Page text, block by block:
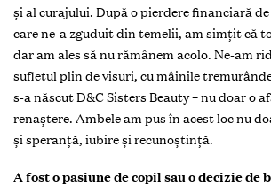
și al curajului. După o pierdere financiară
care ne-a zguduit din temelii, am simțit că
dar am ales să nu rămânem acolo. Ne-am
sufletul plin de visuri, cu mâinile
s-a născut D&C Sisters Beauty – nu doar o
renaștere. Ambele am pus în acest loc nu
și speranță, iubire și recunoștință.
A fost o pasiune de copil sau o decizie de